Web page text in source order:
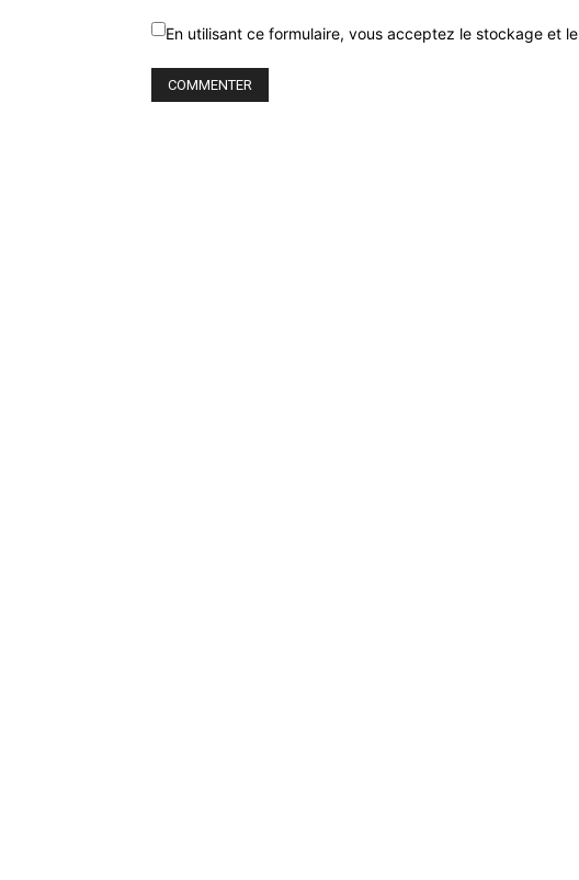
En utilisant ce formulaire, vous acceptez le stockage et